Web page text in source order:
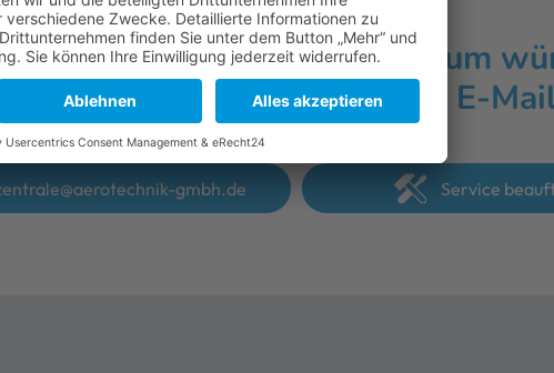
unserem Leistungsspektrum
oder schreiben Sie uns eine E-
gmbh.de Service